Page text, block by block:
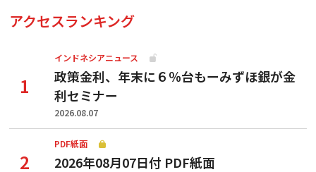
アクセスランキング
インドネシアニュース
政策金利、年末に６％台もーみずほ銀が金
利セミナー
2026.08.07
PDF紙面
2026年08月07日付 PDF紙面